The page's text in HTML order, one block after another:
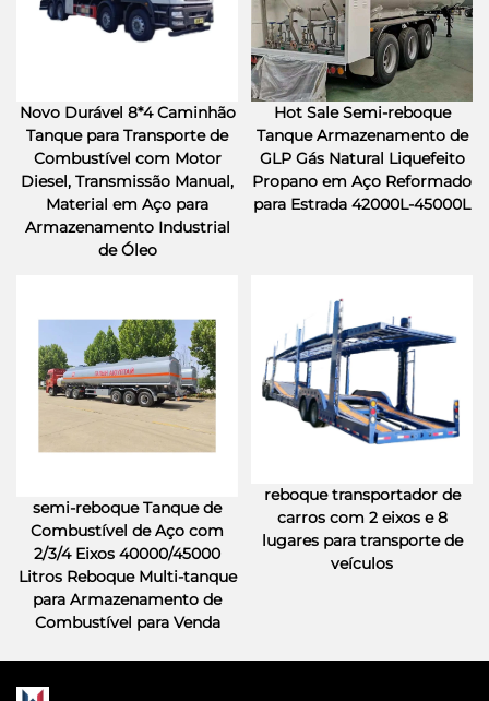
Novo Durável 8*4 Caminhão
Tanque para Transporte de
Combustível com Motor
Diesel, Transmissão Manual,
Material em Aço para
Armazenamento Industrial
de Óleo
Hot Sale Semi-reboque
Tanque Armazenamento de
GLP Gás Natural Liquefeito
Propano em Aço Reformado
para Estrada 42000L-45000L
semi-reboque Tanque de
Combustível de Aço com
2/3/4 Eixos 40000/45000
Litros Reboque Multi-tanque
para Armazenamento de
Combustível para Venda
reboque transportador de
carros com 2 eixos e 8
lugares para transporte de
veículos